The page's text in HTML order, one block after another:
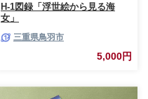
H-1図録「浮世絵から見る海
女」
三重県鳥羽市
5,000円